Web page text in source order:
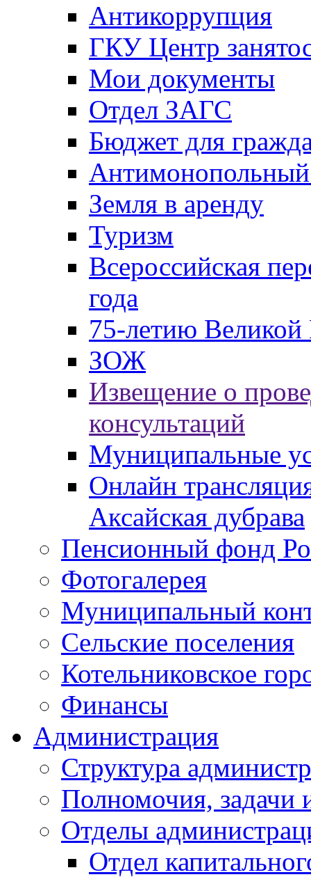
Антикоррупция
ГКУ Центр
Мои документы
Отдел ЗАГС
Бюджет для
Антимонопольный
Земля в аренду
Туризм
Всероссийская
года
75-летию
ЗОЖ
Извещение о
консультаций
Муниципальные
Онлайн
Аксайская дубрава
Пенсионный фонд
Фотогалерея
Муниципальный
Сельские поселения
Котельниковское
Финансы
Администрация
Структура
Полномочия, задачи
Отделы
Отдел